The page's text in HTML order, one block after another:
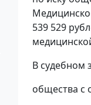
539 529
В судебном
общества с